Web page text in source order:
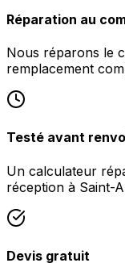
Réparation au
Nous réparons le
remplacement
Testé avant
Un calculateur
réception à Saint-
Devis gratuit